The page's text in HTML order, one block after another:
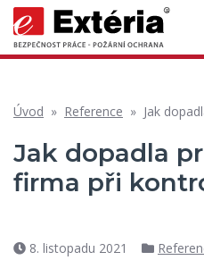
Úvod » Reference » Jak
Jak dopadla
firma při
Datum
8. listopadu 2021 Rubriky